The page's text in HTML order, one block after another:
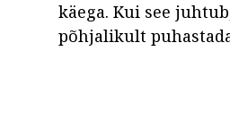
käega. Kui see
põhjalikult